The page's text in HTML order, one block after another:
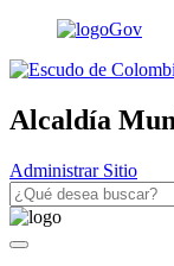
Alcaldía
Administrar Sitio